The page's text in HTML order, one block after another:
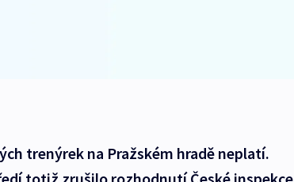
trenýrek na Pražském hradě neplatí.